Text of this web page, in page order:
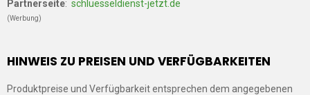
Partnerseite: schluesseldienst-jetzt.de
(Werbung)
HINWEIS ZU PREISEN UND VERFÜGBARKEITEN
Produktpreise und Verfügbarkeit entsprechen dem angegebenen